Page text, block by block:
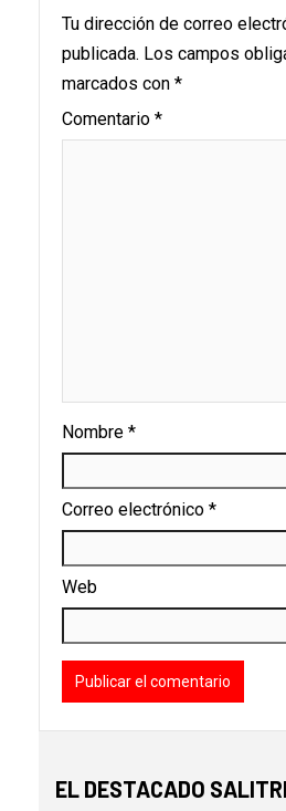
Tu dirección de correo
publicada. Los campos
marcados con *
Comentario *
Nombre *
Correo electrónico *
Web
EL DESTACADO